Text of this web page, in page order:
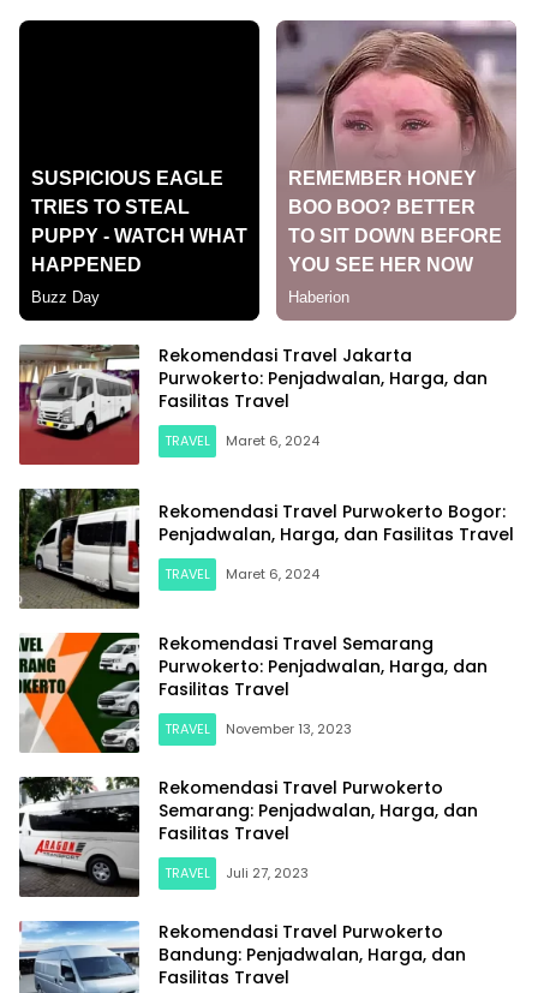
Rekomendasi Travel Jakarta
Purwokerto: Penjadwalan, Harga, dan
Fasilitas Travel
TRAVEL Maret 6, 2024
Rekomendasi Travel Purwokerto Bogor:
Penjadwalan, Harga, dan Fasilitas Travel
TRAVEL Maret 6, 2024
Rekomendasi Travel Semarang
Purwokerto: Penjadwalan, Harga, dan
Fasilitas Travel
TRAVEL November 13, 2023
Rekomendasi Travel Purwokerto
Semarang: Penjadwalan, Harga, dan
Fasilitas Travel
TRAVEL Juli 27, 2023
Rekomendasi Travel Purwokerto
Bandung: Penjadwalan, Harga, dan
Fasilitas Travel